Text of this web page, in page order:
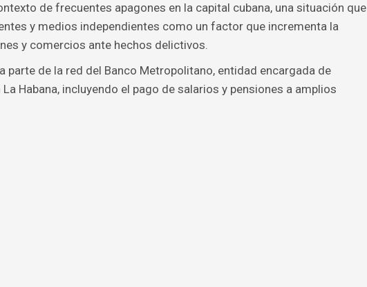
de frecuentes apagones en la capital cubana, una situación que
y medios independientes como un factor que incrementa la
y comercios ante hechos delictivos.
parte de la red del Banco Metropolitano, entidad encargada de
Habana, incluyendo el pago de salarios y pensiones a amplios